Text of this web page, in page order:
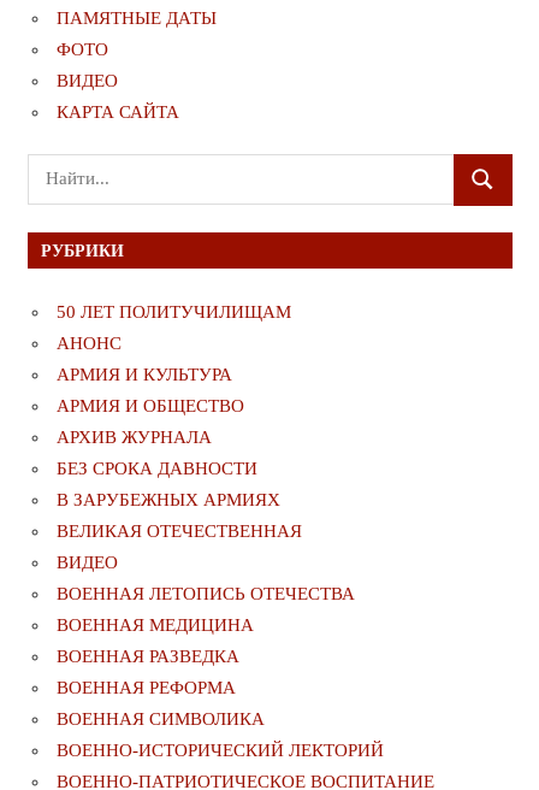
ПАМЯТНЫЕ ДАТЫ
ФОТО
ВИДЕО
КАРТА САЙТА
Поиск
для:
ПОИСК
РУБРИКИ
50 ЛЕТ ПОЛИТУЧИЛИЩАМ
АНОНС
АРМИЯ И КУЛЬТУРА
АРМИЯ И ОБЩЕСТВО
АРХИВ ЖУРНАЛА
БЕЗ СРОКА ДАВНОСТИ
В ЗАРУБЕЖНЫХ АРМИЯХ
ВЕЛИКАЯ ОТЕЧЕСТВЕННАЯ
ВИДЕО
ВОЕННАЯ ЛЕТОПИСЬ ОТЕЧЕСТВА
ВОЕННАЯ МЕДИЦИНА
ВОЕННАЯ РАЗВЕДКА
ВОЕННАЯ РЕФОРМА
ВОЕННАЯ СИМВОЛИКА
ВОЕННО-ИСТОРИЧЕСКИЙ ЛЕКТОРИЙ
ВОЕННО-ПАТРИОТИЧЕСКОЕ ВОСПИТАНИЕ